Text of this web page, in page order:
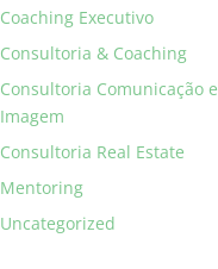
Coaching Executivo
Consultoria & Coaching
Consultoria Comunicação e
Imagem
Consultoria Real Estate
Mentoring
Uncategorized